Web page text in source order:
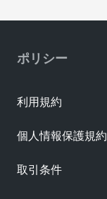
ポリシー
利用規約
個人情報保護規約
取引条件